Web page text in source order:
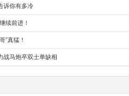
诉你有多冷
续前进！
”真猛！
战马炮卒双士单缺相